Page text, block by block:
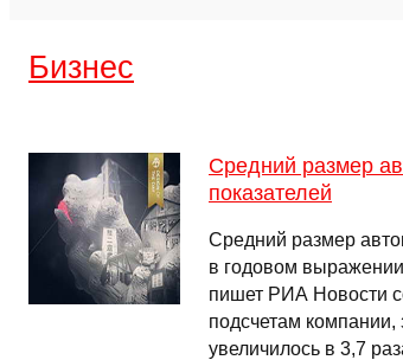
Бизнес
Средний размер
показателей
Средний размер
в годовом
пишет РИА Новости
подсчетам
увеличилось в 3,7